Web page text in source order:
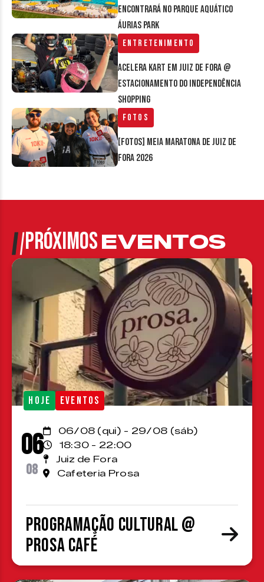
encontrará no parque aquático
Áurias Park
Entretenimento
Acelera Kart em Juiz de Fora @
estacionamento do Independência
Shopping
Fotos
[FOTOS] Meia Maratona de Juiz de
Fora 2026
PRÓXIMOSEVENTOS
HOJE EVENTOS
06
08
06/08 (qui) - 29/08 (sáb)
18:30 - 22:00
Juiz de Fora
Cafeteria Prosa
Programação cultural @
Prosa Café